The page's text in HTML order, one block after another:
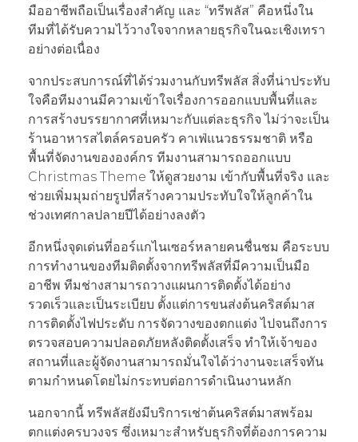
มืออาชีพถือเป็นเรื่องสำคัญ และ “ทรีพลัส” คือหนึ่งใน
ทีมที่ได้รับความไว้วางใจจากหลายธุรกิจในฉะเชิงเทรา
อย่างต่อเนื่อง
จากประสบการณ์ที่ได้ร่วมงานกับทรีพลัส สิ่งที่น่าประทับ
ใจคือทีมงานมีความเข้าใจเรื่องการออกแบบพื้นที่และ
การสร้างบรรยากาศที่เหมาะกับแต่ละธุรกิจ ไม่ว่าจะเป็น
ร้านอาหารสไตล์ครอบครัว คาเฟ่แนวธรรมชาติ หรือ
พื้นที่จัดงานขององค์กร ทีมงานสามารถออกแบบ
Christmas Theme ให้ดูสวยงาม เข้ากับพื้นที่จริง และ
ช่วยเพิ่มมุมถ่ายรูปที่สร้างความประทับใจให้ลูกค้าใน
ช่วงเทศกาลปลายปีได้อย่างลงตัว
อีกหนึ่งจุดเด่นที่ออร์แกไนเซอร์หลายคนชื่นชม คือระบบ
การทำงานของทีมติดตั้งจากทรีพลัสที่มีความเป็นมือ
อาชีพ ทีมช่างสามารถวางแผนการติดตั้งได้อย่าง
รวดเร็วและเป็นระเบียบ ตั้งแต่การขนส่งต้นคริสต์มาส
การติดตั้งไฟประดับ การจัดวางของตกแต่ง ไปจนถึงการ
ตรวจสอบความปลอดภัยหลังติดตั้งเสร็จ ทำให้เจ้าของ
สถานที่และผู้จัดงานสามารถมั่นใจได้ว่างานจะเสร็จทัน
ตามกำหนดโดยไม่กระทบต่อการดำเนินงานหลัก
นอกจากนี้ ทรีพลัสยังมีบริการเช่าต้นคริสต์มาสพร้อม
ตกแต่งครบวงจร ซึ่งเหมาะสำหรับธุรกิจที่ต้องการความ